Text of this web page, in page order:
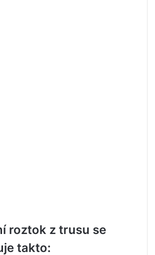
roztok z trusu se
takto: